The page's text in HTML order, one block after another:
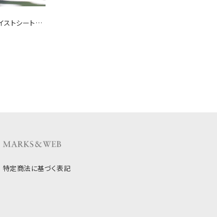
ストシートマ
特定商法に基づく表記